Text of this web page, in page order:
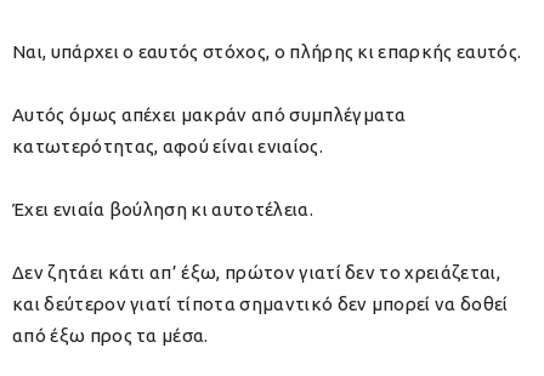
Ναι, υπάρχει ο εαυτός στόχος, ο πλήρης κι επαρκής εαυτός.
Αυτός όμως απέχει μακράν από συμπλέγματα
κατωτερότητας, αφού είναι ενιαίος.
Έχει ενιαία βούληση κι αυτοτέλεια.
Δεν ζητάει κάτι απ’ έξω, πρώτον γιατί δεν το χρειάζεται,
και δεύτερον γιατί τίποτα σημαντικό δεν μπορεί να δοθεί
από έξω προς τα μέσα.